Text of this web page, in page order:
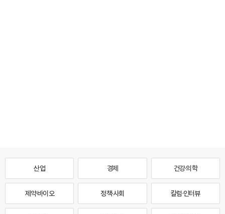
산업 경제 건강·의학
제약·바이오 정책·사회 칼럼·인터뷰